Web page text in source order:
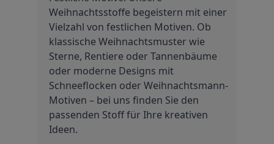
Weihnachtsstoffe begeistern mit einer
Vielzahl von festlichen Motiven. Ob
klassische Weihnachtsmuster wie
Sterne, Rentiere oder Tannenbäume
oder moderne Designs mit
Schneeflocken oder Weihnachtsmann-
Motiven – bei uns finden Sie den
passenden Stoff für Ihre kreativen
Ideen.